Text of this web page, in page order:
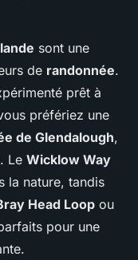
sont une
de randonnée.
prêt à
préfériez une
de Glendalough,
Le Wicklow Way
la nature, tandis
Head Loop ou
pour une